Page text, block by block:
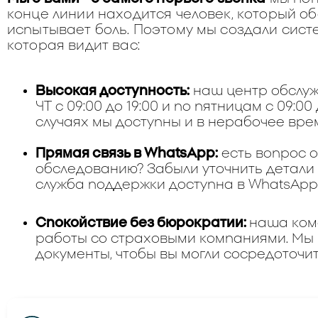
окружающих тканей
Лучший контроль глубины и длины
Снижение риска осложнений по
Более быстрое восстановление и
конце линии находится человек, который
испытывает боль. Поэтому мы создали
которая видит вас:
Высокая доступность: наш центр
ЧТ с 09:00 до 19:00 и по пятницам с
случаях мы доступны и в нерабочее
Прямая связь в WhatsApp: есть вопрос
обследованию? Забыли уточнить
служба поддержки доступна в
Спокойствие без бюрократии: наша
работы со страховыми компаниями. Мы
документы, чтобы вы могли